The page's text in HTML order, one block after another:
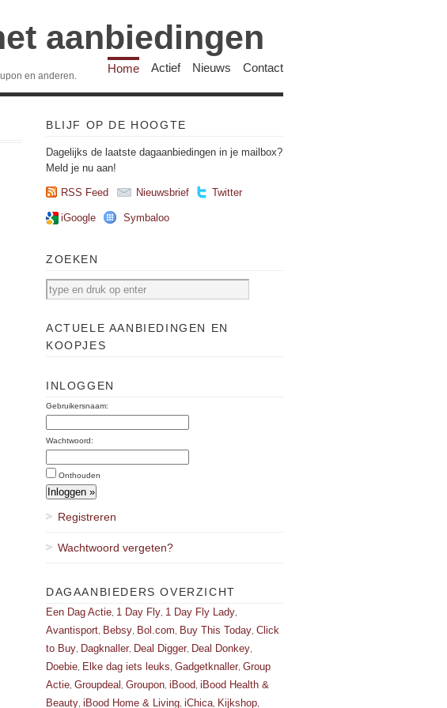
aanbiedingen
en anderen.
Home Actief Nieuws Contact
BLIJF OP DE HOOGTE
Dagelijks de laatste dagaanbiedingen in je mailbox?
Meld je nu aan!
RSS Feed Nieuwsbrief Twitter
iGoogle Symbaloo
ZOEKEN
ACTUELE AANBIEDINGEN EN
KOOPJES
INLOGGEN
Gebruikersnaam:
Wachtwoord:
Onthouden
Registreren
Wachtwoord vergeten?
DAGAANBIEDERS OVERZICHT
Een Dag Actie 1 Day Fly 1 Day Fly Lady
Avantisport Bebsy Bol.com Buy This Today Click
to Buy Dagknaller Deal Digger Deal Donkey
Doebie Elke dag iets leuks Gadgetknaller Group
Actie Groupdeal Groupon iBood iBood Health &
Beauty iBood Home & Living iChica Kijkshop